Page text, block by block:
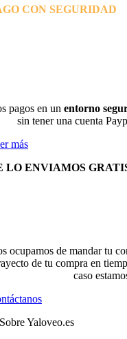
CON SEGURIDAD
pagos en un entorno
sin tener una cuenta
más
LO ENVIAMOS
ocupamos de mandar tu
de tu compra en
caso
Sobre Yaloveo.es